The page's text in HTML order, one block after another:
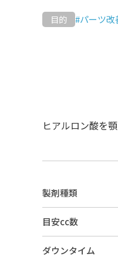
目的 #パーツ改
ヒアルロン酸を
製剤種類
目安cc数
ダウンタイム